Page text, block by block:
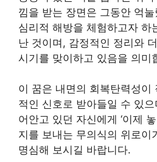
낌을 받는 장면은 그동안 억
심리적 해방을 체험하고자 하
난 것이며, 감정적인 정리와
시기를 맞이하고 있음을 의미
이 꿈은 내면의 회복탄력성이
적인 신호로 받아들일 수 있
어안고 있던 자신에게 ‘이제
지를 보내는 무의식의 위로이
명심해 보시길 바랍니다.